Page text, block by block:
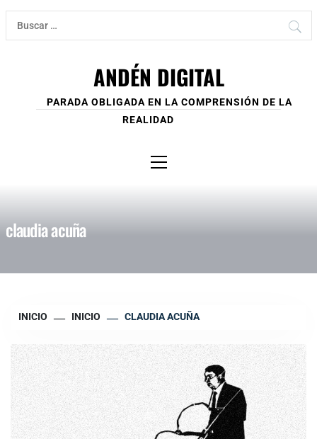
Ir
contenido
Buscar:
ANDÉN DIGITAL
PARADA OBLIGADA EN LA COMPRENSIÓN DE LA
REALIDAD
principal
claudia acuña
INICIO INICIO CLAUDIA ACUÑA